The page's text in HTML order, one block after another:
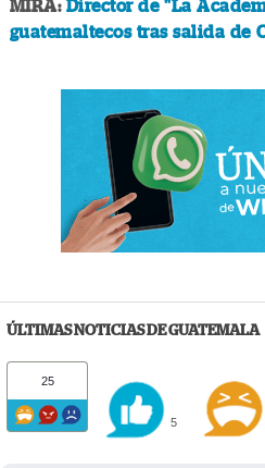
MIRA:Director de "La
guatemaltecos tras salida de
ÚLTIMAS NOTICIAS DE GUATEMALA
25
5